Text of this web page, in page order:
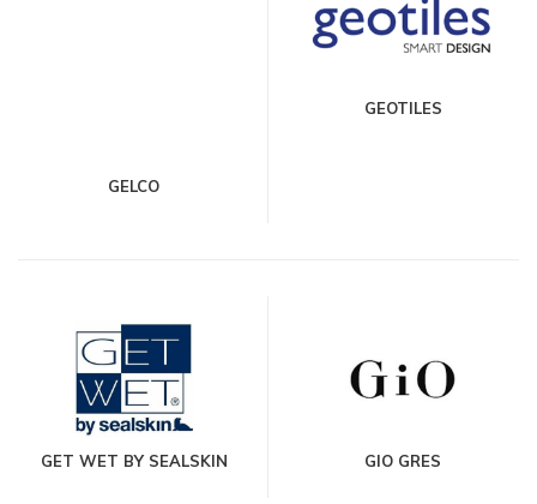
GELCO
GEOTILES
GET WET BY SEALSKIN GIO GRES